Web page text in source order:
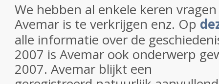
We hebben al enkele keren
Avemar is te verkrijgen enz. Op
alle informatie over de
2007 is Avemar ook onderwerp
2007. Avemar blijkt een